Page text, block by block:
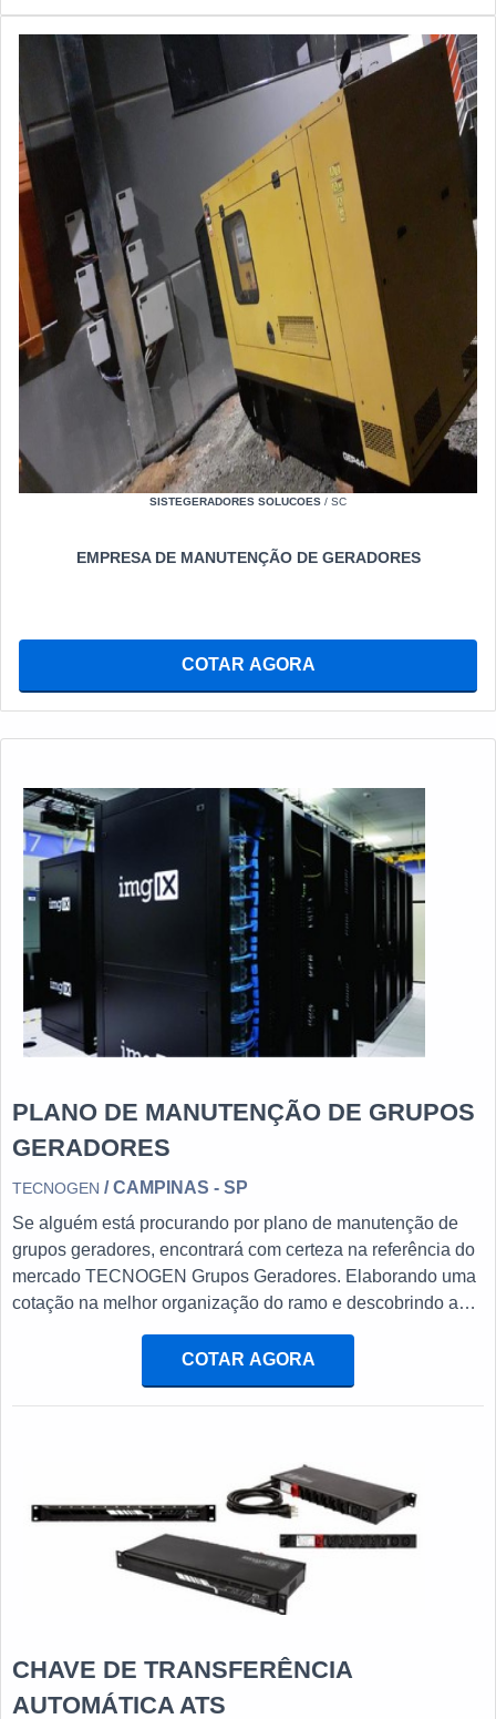
SISTEGERADORES SOLUCOES / SC
EMPRESA DE MANUTENÇÃO DE GERADORES
COTAR AGORA
PLANO DE MANUTENÇÃO DE GRUPOS
GERADORES
TECNOGEN / CAMPINAS - SP
Se alguém está procurando por plano de manutenção de
grupos geradores, encontrará com certeza na referência do
mercado TECNOGEN Grupos Geradores. Elaborando uma
cotação na melhor organização do ramo e descobrindo a
o desejo é por plano de manutenção de grupos geradores,
com a equipe da TECNOGEN Grupos Geradores
encontrará eficiência com suprimento da necessidade de
COTAR AGORA
CHAVE DE TRANSFERÊNCIA
AUTOMÁTICA ATS